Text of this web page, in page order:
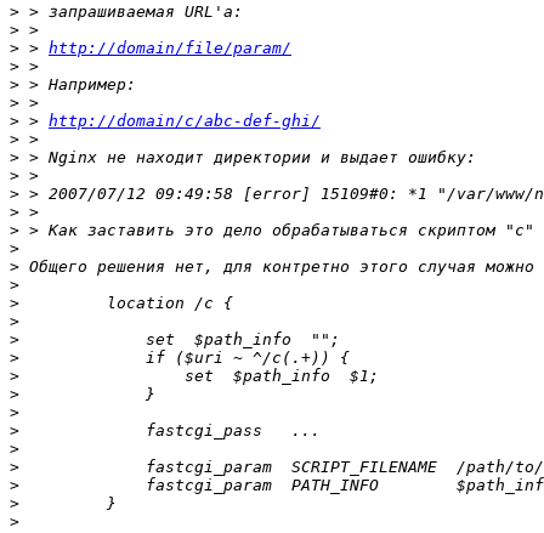
>
>
> > http://domain/file/param/
>
>
>
> > http://domain/c/abc-def-ghi/
>
>
>
>
>
>
>
>
>
>
>
>
>
>
>
>
>
>
>
>
>
>